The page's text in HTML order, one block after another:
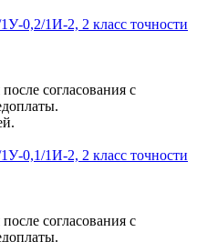
0,2/1И-2, 2 класс точности
согласования с
0,1/1И-2, 2 класс точности
согласования с